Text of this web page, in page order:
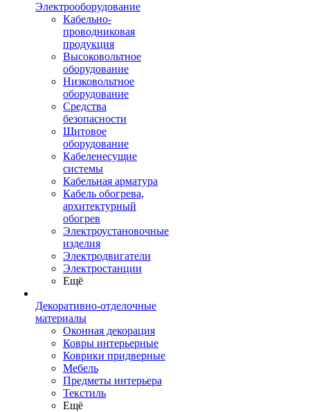
Электрооборудование
Кабельно-
проводниковая
продукция
Высоковольтное
оборудование
Низковольтное
оборудование
Средства
безопасности
Щитовое
оборудование
Кабеленесущие
системы
Кабельная арматура
Кабель обогрева,
архитектурный
обогрев
Электроустановочные
изделия
Электродвигатели
Электростанции
Ещё
Декоративно-отделочные
материалы
Оконная декорация
Ковры интерьерные
Коврики придверные
Мебель
Предметы интерьера
Текстиль
Ещё